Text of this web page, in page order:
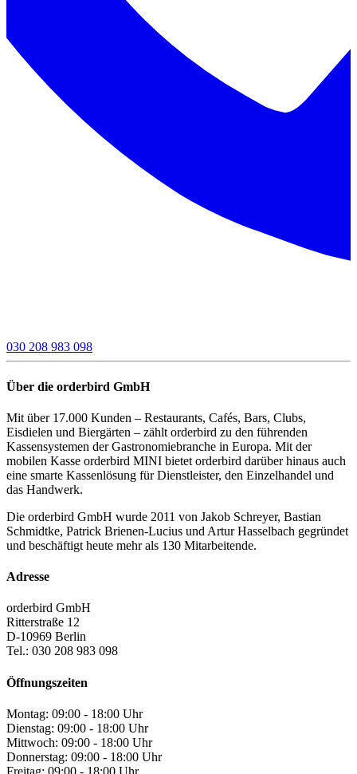
030 208 983 098
Über die orderbird GmbH
Mit über 17.000 Kunden – Restaurants, Cafés, Bars, Clubs,
Eisdielen und Biergärten – zählt orderbird zu den führenden
Kassensystemen der Gastronomiebranche in Europa. Mit der
mobilen Kasse orderbird MINI bietet orderbird darüber hinaus auch
eine smarte Kassenlösung für Dienstleister, den Einzelhandel und
das Handwerk.
Die orderbird GmbH wurde 2011 von Jakob Schreyer, Bastian
Schmidtke, Patrick Brienen-Lucius und Artur Hasselbach gegründet
und beschäftigt heute mehr als 130 Mitarbeitende.
Adresse
orderbird GmbH
Ritterstraße 12
D-10969 Berlin
Tel.: 030 208 983 098
Öffnungszeiten
Montag: 09:00 - 18:00 Uhr
Dienstag: 09:00 - 18:00 Uhr
Mittwoch: 09:00 - 18:00 Uhr
Donnerstag: 09:00 - 18:00 Uhr
Freitag: 09:00 - 18:00 Uhr